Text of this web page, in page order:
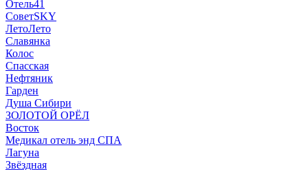
Отель41
СоветSKY
ЛетоЛето
Славянка
Колос
Спасская
Нефтяник
Гарден
Душа Сибири
ЗОЛОТОЙ ОРЁЛ
Восток
Медикал отель энд СПА
Лагуна
Звёздная